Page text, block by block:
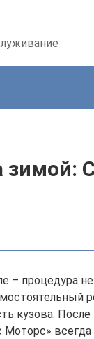
зимой:
– процедура
кузова.
Моторс»